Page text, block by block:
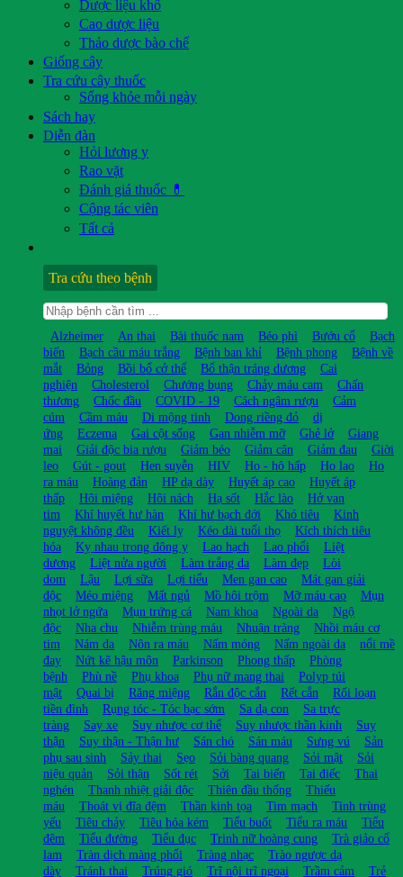
Dược liệu khô
Cao dược liệu
Thảo dược bào chế
Giống cây
Tra cứu cây thuốc
Sống khỏe mỗi ngày
Sách hay
Diễn đàn
Hỏi lương y
Rao vặt
Đánh giá thuốc 💊
Cộng tác viên
Tất cả
Tra cứu theo bệnh
Alzheimer An thai Bài thuốc nam Béo phì Bướu cổ
Bạch
biến
Bạch cầu máu trắng Bệnh ban khỉ Bệnh phong
Bệnh về
mắt
Bỏng Bồi bổ cở thể Bổ thận tráng dương
Cai
nghiện
Cholesterol Chướng bụng Chảy máu cam
Chấn
thương
Chốc đầu COVID - 19 Cách ngâm rượu
Cảm
cúm
Cầm máu Di mộng tinh Dong riềng đỏ
dị
ứng
Eczema Gai cột sống Gan nhiễm mỡ Ghẻ lở
Giang
mai
Giải độc bia rượu Giảm béo Giảm cân Giảm đau
Giời
leo
Gút - gout Hen suyễn HIV Ho - hô hấp Ho lao
Ho
ra máu
Hoàng đản HP dạ dày Huyết áp cao
Huyết áp
thấp
Hôi miệng Hôi nách Hạ sốt Hắc lào
Hở van
tim
Khí huyết hư hàn Khí hư bạch đới Khó tiêu
Kinh
nguyệt không đều
Kiết lỵ Kéo dài tuổi thọ
Kích thích tiêu
hóa
Kỵ nhau trong đông y Lao hạch Lao phổi
Liệt
dương
Liệt nửa người Làm trắng da Làm đẹp
Lòi
dom
Lậu Lợi sữa Lợi tiểu Men gan cao
Mát gan giải
độc
Méo miệng Mất ngủ Mồ hôi trộm Mỡ máu cao
Mụn
nhọt lở ngứa
Mụn trứng cá Nam khoa Ngoài da
Ngộ
độc
Nha chu Nhiễm trùng máu Nhuận tràng
Nhồi máu cơ
tim
Nám da Nôn ra máu Nấm móng Nấm ngoài da
nổi mề
đay
Nứt kẽ hậu môn Parkinson Phong thấp
Phòng
bệnh
Phù nề Phụ khoa Phụ nữ mang thai
Polyp túi
mật
Quai bị Răng miệng Rắn độc cắn Rết cắn
Rối loạn
tiền đình
Rụng tóc - Tóc bạc sớm Sa dạ con
Sa trực
tràng
Say xe Suy nhược cơ thể Suy nhược thần kinh
Suy
thận
Suy thận - Thận hư Sán chó Sán máu Sưng vú
Sản
phụ sau sinh
Sảy thai Sẹo Sỏi bàng quang Sỏi mật
Sỏi
niệu quản
Sỏi thận Sốt rét Sởi Tai biến Tai điếc
Thai
nghén
Thanh nhiệt giải độc Thiên đầu thống
Thiếu
máu
Thoát vị đĩa đệm Thần kinh tọa Tim mạch
Tinh trùng
yếu
Tiêu chảy Tiêu hóa kém Tiểu buốt Tiểu ra máu
Tiểu
đêm
Tiểu đường Tiểu đục Trinh nữ hoàng cung
Trà giảo cổ
lam
Tràn dịch màng phổi Tràng nhạc
Trào ngược dạ
dày
Tránh thai Trúng gió Trĩ nội trĩ ngoại Trầm cảm Trẻ